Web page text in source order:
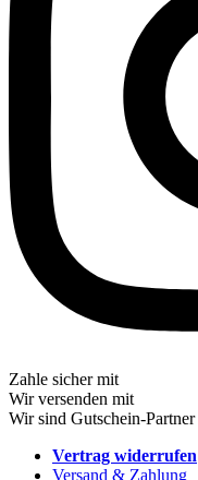
Zahle sicher mit
Wir versenden mit
Wir sind Gutschein-
Vertrag widerrufen
Versand & Zahlung